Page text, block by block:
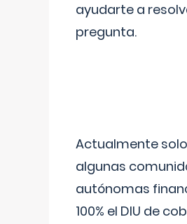
ayudarte a
pregunta.
Actualmente solo
algunas
autónomas
100% el DIU de